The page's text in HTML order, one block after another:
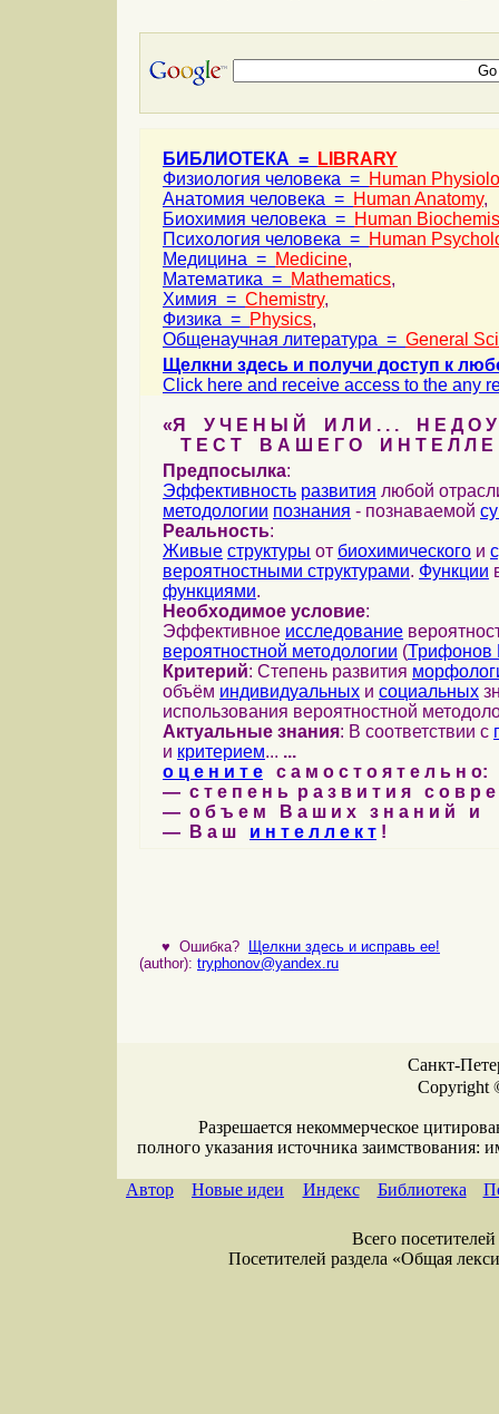
БИБЛИОТЕКА =
LIBRARY
Физиология человека = Human
Анатомия человека = Human Anatomy,
Биохимия человека = Human
Психология человека = Human
Медицина = Medicine,
Математика = Mathematics,
Химия = Chemistry,
Физика = Physics,
Общенаучная литература = General
Щелкни здесь и получи доступ к
Click here and receive access to the any
«Я У Ч Е Н Ы Й И Л И . . . Н Е Д О У
Т Е С Т В А Ш Е Г О И Н Т Е Л Л Е
Предпосылка:
Эффективность развития любой
методологии познания - познаваемой
Реальность:
Живые структуры от биохимического и
вероятностными структурами. Функции
функциями.
Необходимое условие:
Эффективное исследование
вероятностной методологии (Трифонов
Критерий: Степень развития
объём индивидуальных и социальных
использования вероятностной
Актуальные знания: В соответствии с
и критерием... ...
о ц е н и т е с а м о с т о я т е л ь н о:
— с т е п е н ь р а з в и т и я с о в р
— о б ъ е м В а ш и х з н а н и й и
— В а ш и н т е л л е к т !
♥ Ошибка?
Щелкни здесь и исправь ее!
(author): tryphonov@yandex.ru
Санкт-
Copyright
Разрешается некоммерческое
полного указания источника заимствования:
Автор Новые идеи Индекс Библиотека
Всего
Посетителей раздела «Общая